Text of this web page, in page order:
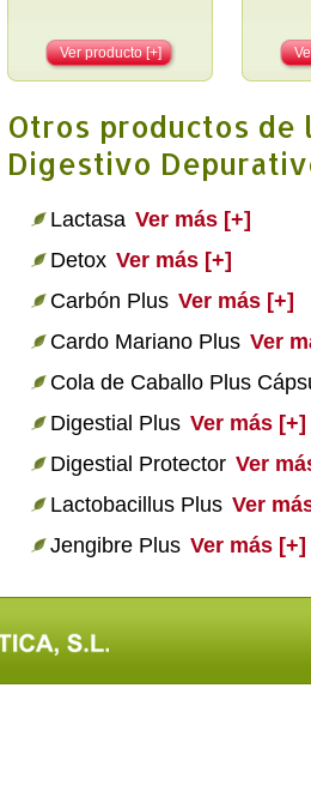
Ver producto [+]
Otros productos de
Digestivo
Lactasa Ver más [+]
Detox Ver más [+]
Carbón Plus Ver más [+]
Cardo Mariano Plus Ver
Cola de Caballo Plus
Digestial Plus Ver más [+]
Digestial Protector Ver
Lactobacillus Plus Ver
Jengibre Plus Ver más [+]